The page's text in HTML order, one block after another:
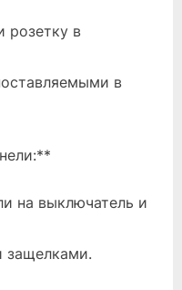
розетку в
в
на выключатель и
защелками.